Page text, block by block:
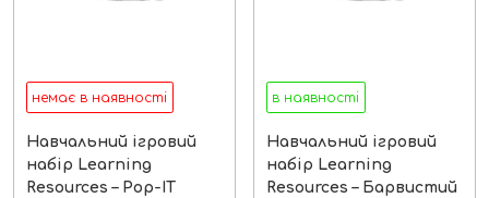
немає в наявності
Навчальний ігровий
набір Learning
Resources – Pop-IT
в наявності
Навчальний ігровий
набір Learning
Resources – Барвистий